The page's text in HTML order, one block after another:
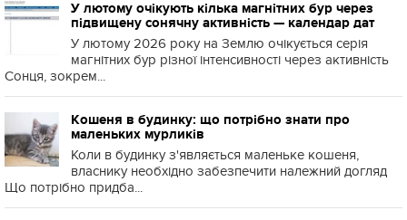
У лютому очікують кілька магнітних бур через
підвищену сонячну активність — календар дат
У лютому 2026 року на Землю очікується серія
магнітних бур різної інтенсивності через активність
Сонця, зокрем...
Кошеня в будинку: що потрібно знати про
маленьких мурликів
Коли в будинку з'являється маленьке кошеня,
власнику необхідно забезпечити належний догляд
Що потрібно придба...